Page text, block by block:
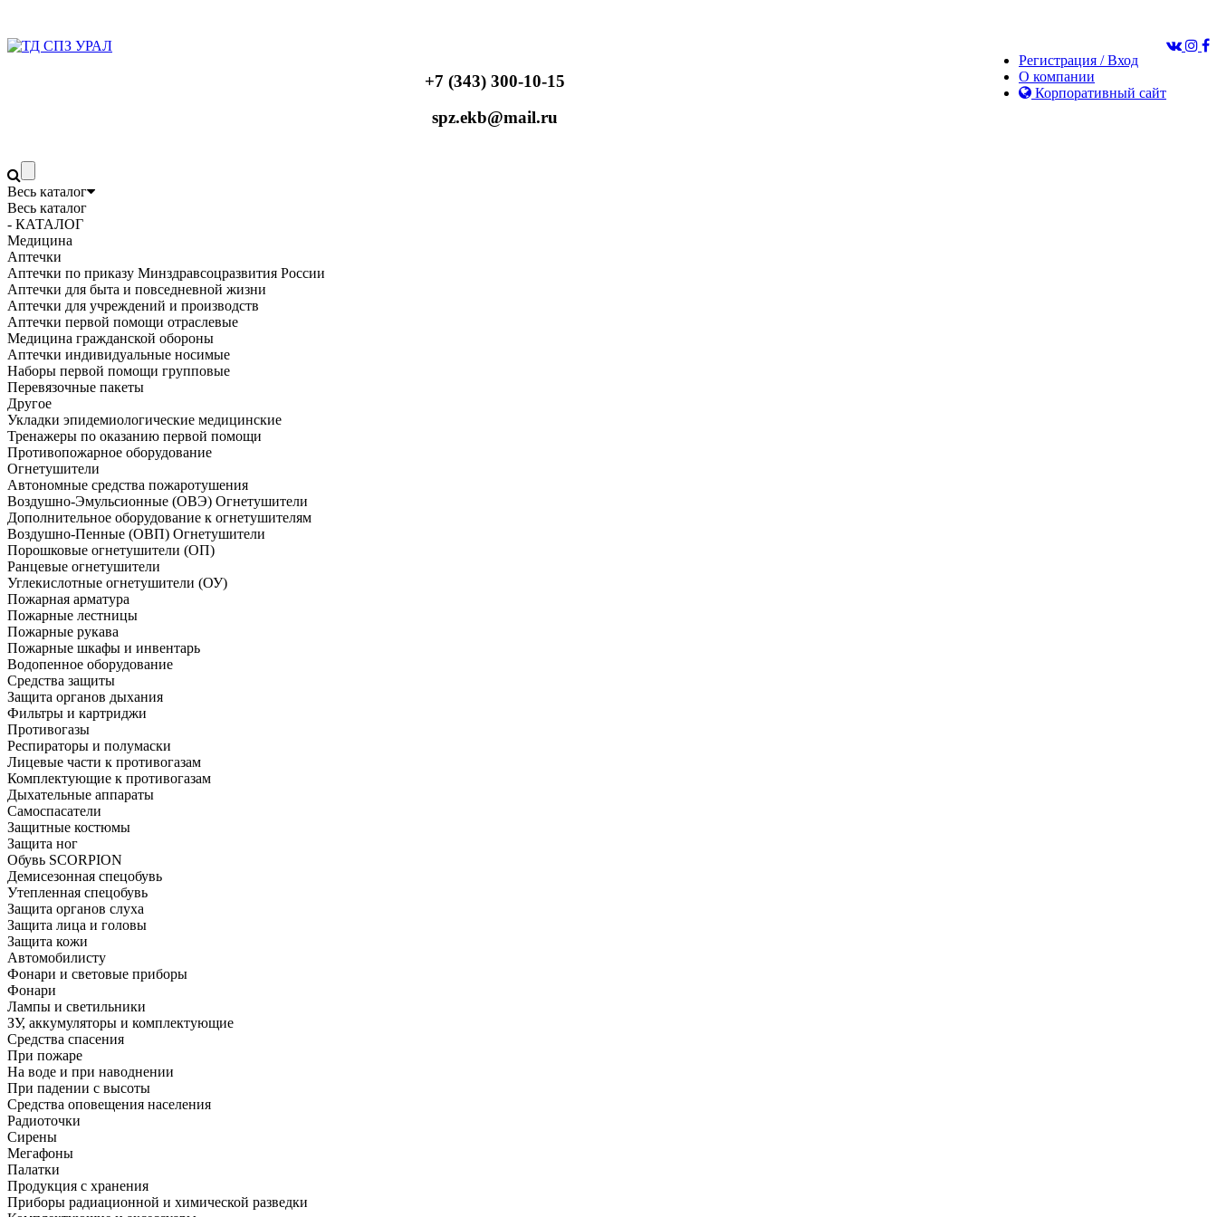
Регистрация / Вход
О компании
Корпоративный сайт
+7 (343) 300-10-15
spz.ekb@mail.ru
Весь каталог
Весь каталог
- КАТАЛОГ
Медицина
Аптечки
Аптечки по приказу Минздравсоцразвития России
Аптечки для быта и повседневной жизни
Аптечки для учреждений и производств
Аптечки первой помощи отраслевые
Медицина гражданской обороны
Аптечки индивидуальные носимые
Наборы первой помощи групповые
Перевязочные пакеты
Другое
Укладки эпидемиологические медицинские
Тренажеры по оказанию первой помощи
Противопожарное оборудование
Огнетушители
Автономные средства пожаротушения
Воздушно-Эмульсионные (ОВЭ) Огнетушители
Дополнительное оборудование к огнетушителям
Воздушно-Пенные (ОВП) Огнетушители
Порошковые огнетушители (ОП)
Ранцевые огнетушители
Углекислотные огнетушители (ОУ)
Пожарная арматура
Пожарные лестницы
Пожарные рукава
Пожарные шкафы и инвентарь
Водопенное оборудование
Средства защиты
Защита органов дыхания
Фильтры и картриджи
Противогазы
Респираторы и полумаски
Лицевые части к противогазам
Комплектующие к противогазам
Дыхательные аппараты
Самоспасатели
Защитные костюмы
Защита ног
Обувь SCORPION
Демисезонная спецобувь
Утепленная спецобувь
Защита органов слуха
Защита лица и головы
Защита кожи
Автомобилисту
Фонари и световые приборы
Фонари
Лампы и светильники
ЗУ, аккумуляторы и комплектующие
Средства спасения
При пожаре
На воде и при наводнении
При падении с высоты
Средства оповещения населения
Радиоточки
Сирены
Мегафоны
Палатки
Продукция с хранения
Приборы радиационной и химической разведки